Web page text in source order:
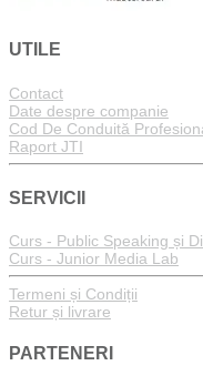
UTILE
Contact
Date despre companie
Cod De Conduită
Raport JTI
SERVICII
Curs - Public Speaking și
Curs - Junior Media Lab
Termeni și Condiții
Retur și livrare
PARTENERI